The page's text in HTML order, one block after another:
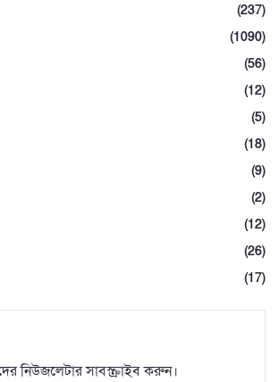
(237)
(1090)
(56)
(12)
(5)
(18)
(9)
(2)
(12)
(26)
(17)
নিউজলেটার সাবস্ক্রাইব করুন।